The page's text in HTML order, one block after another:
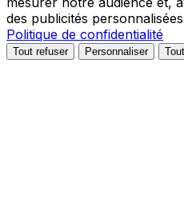
des publicités
Politique de confidentialité
Tout refuser Personnaliser